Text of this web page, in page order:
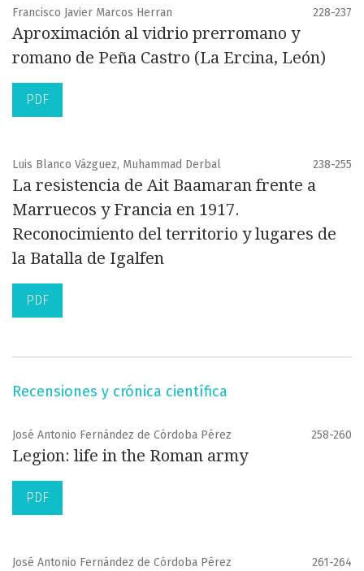
Francisco Javier Marcos Herran 228-237
Aproximación al vidrio prerromano y
romano de Peña Castro (La Ercina, León)
PDF
Luis Blanco Vázguez, Muhammad Derbal 238-255
La resistencia de Ait Baamaran frente a
Marruecos y Francia en 1917.
Reconocimiento del territorio y lugares de
la Batalla de Igalfen
PDF
Recensiones y crónica científica
José Antonio Fernández de Córdoba Pérez 258-260
Legion: life in the Roman army
PDF
José Antonio Fernández de Córdoba Pérez 261-264